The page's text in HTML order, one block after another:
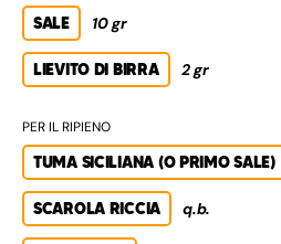
SALE 10 gr
LIEVITO DI BIRRA 2 gr
PER IL RIPIENO
TUMA SICILIANA (O PRIMO SALE)
SCAROLA RICCIA q.b.